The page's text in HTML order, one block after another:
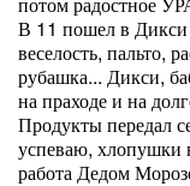
В 11 пошел в Дикси
веселость, пальто,
рубашка... Дикси,
на праходе и на
Продукты передал
успеваю, хлопушки
работа Дедом